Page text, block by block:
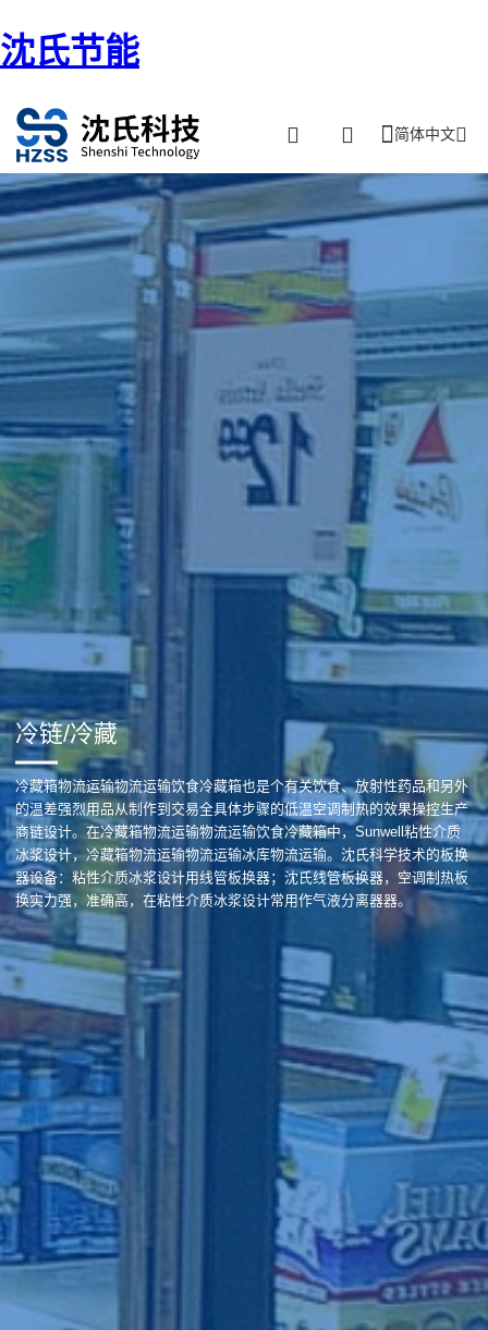
沈氏节能
简体中文
冷链/冷藏
冷藏箱物流运输物流运输饮食冷藏箱也是个有关饮食、放射性药品和另外
的温差强烈用品从制作到交易全具体步骤的低温空调制热的效果操控生产
商链设计。在冷藏箱物流运输物流运输饮食冷藏箱中，Sunwell粘性介质
冰浆设计，冷藏箱物流运输物流运输冰库物流运输。沈氏科学技术的板换
器设备：粘性介质冰浆设计用线管板换器；沈氏线管板换器，空调制热板
换实力强，准确高，在粘性介质冰浆设计常用作气液分离器器。